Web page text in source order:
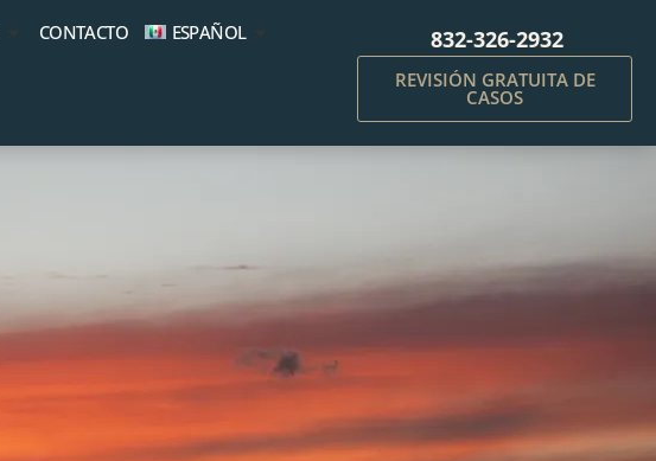
CONTACTO ESPAÑOL 832-326-2932
REVISIÓN GRATUITA DE
CASOS